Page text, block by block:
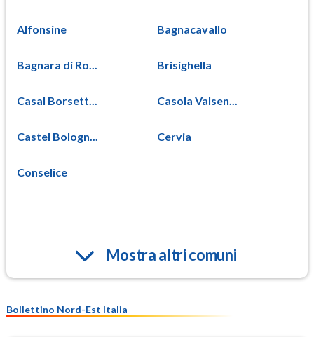
Alfonsine Bagnacavallo
Bagnara di Ro... Brisighella
Casal Borsett... Casola Valsen...
Castel Bologn... Cervia
Conselice
Mostra altri comuni
Bollettino Nord-Est Italia